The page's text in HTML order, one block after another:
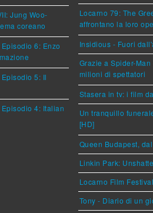
Jung Woo-
coreano
6: Enzo
5: Il
4: Italian
Locarno 79: The
affrontano la loro
Insidious - Fuori
Grazie a Spider-
milioni di spettatori
Stasera in tv: i film
Un tranquillo
[HD]
Queen Budapest,
Linkin Park:
Locarno Film
Tony - Diario di un